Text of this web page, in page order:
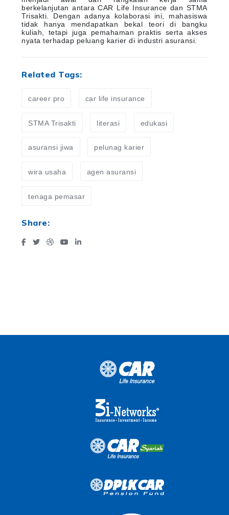
berkelanjutan antara CAR Life Insurance dan STMA
Trisakti. Dengan adanya kolaborasi ini, mahasiswa
tidak hanya mendapatkan bekal teori di bangku
kuliah, tetapi juga pemahaman praktis serta akses
nyata terhadap peluang karier di industri asuransi.
Related Tags:
career pro car life insurance
STMA Trisakti literasi edukasi
asuransi jiwa pelunag karier
wira usaha agen asuransi
tenaga pemasar
Share: